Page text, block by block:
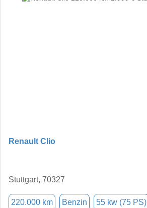
Renault Clio
Stuttgart, 70327
220.000 km Benzin 55 kw (75 PS)